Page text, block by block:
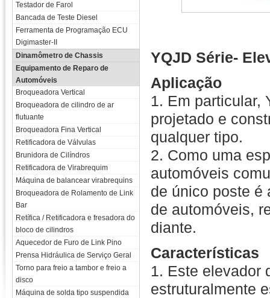
Testador de Farol
Bancada de Teste Diesel
Ferramenta de Programação ECU
Digimaster-II
Dinamômetro de Chassis
Equipamento de Reparo de
Automóveis
Broqueadora Vertical
Broqueadora de cilindro de ar
flutuante
Broqueadora Fina Vertical
Retificadora de Válvulas
Brunidora de Cilíndros
Retificadora de Virabrequim
Máquina de balancear virabrequins
Broqueadora de Rolamento de Link
Bar
Retífica / Retificadora e fresadora do
bloco de cilindros
Aquecedor de Furo de Link Pino
Prensa Hidráulica de Serviço Geral
Torno para freio a tambor e freio a
disco
Máquina de solda tipo suspendida
YQJD Série-
Aplicação
1. Em particular,
projetado e
qualquer tipo.
2. Como uma
automóveis
de único poste é
de automóveis,
diante.
Características
1. Este elevador
estruturalmente